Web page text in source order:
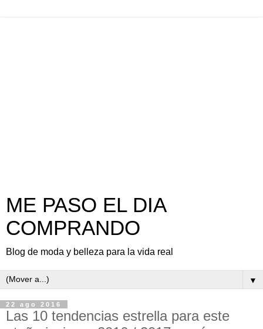
ME PASO EL DIA
COMPRANDO
Blog de moda y belleza para la vida real
▼
22 ago 2016
Las 10 tendencias estrella para este